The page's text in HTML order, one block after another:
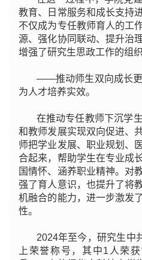
教育、日常服务和成长支持
不仅成为专任教师育人的工
源、强化协同联动、提升治
增强了研究生思政工作的组
——推动师生双向成长
为人才培养实效。
在推动专任教师下沉学
和教师发展实现双向促进、
师把学业发展、职业规划、
合起来，帮助学生在专业成
国情怀、涵养职业精神。对
强了育人意识，也提升了将
机融合的能力，进一步激发
性。
2024年至今，研究生中
上荣誉称号，其中1人荣